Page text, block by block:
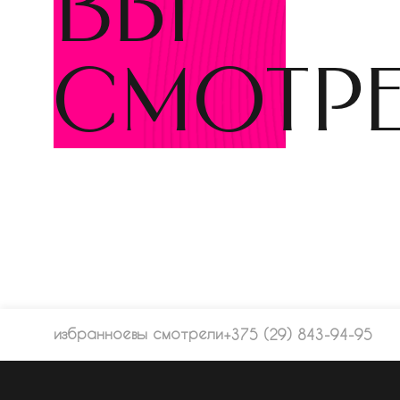
избранноевы смотрели+375 (29) 843-94-95